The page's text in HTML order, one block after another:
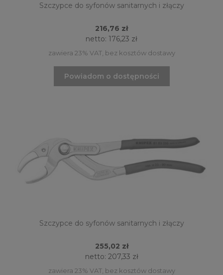
Szczypce do syfonów sanitarnych i złączy
216,76 zł
netto: 176,23 zł
zawiera 23% VAT, bez kosztów dostawy
Powiadom o dostępności
Szczypce do syfonów sanitarnych i złączy
255,02 zł
netto: 207,33 zł
zawiera 23% VAT, bez kosztów dostawy